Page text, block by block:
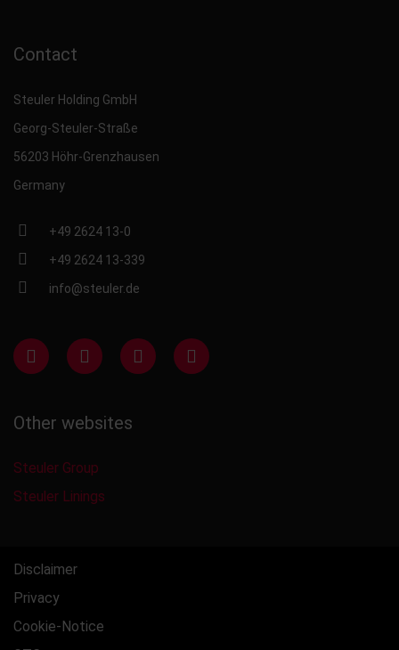
Contact
Steuler Holding GmbH
Georg-Steuler-Straße
56203 Höhr-Grenzhausen
Germany
+49 2624 13-0
+49 2624 13-339
info@steuler.de
Other websites
Steuler Group
Steuler Linings
Disclaimer
Privacy
Cookie-Notice